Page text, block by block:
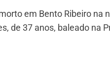
em Bento Ribeiro na
de 37 anos, baleado na